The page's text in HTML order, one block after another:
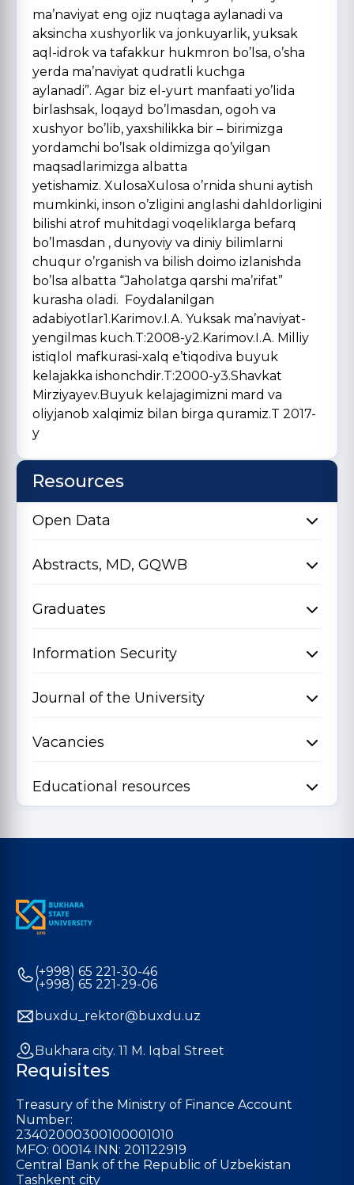
Resources
Open Data
Abstracts, MD, GQWB
Graduates
Information Security
Journal of the University
Vacancies
Educational resources
(+998) 65 221-30-46
(+998) 65 221-29-06
buxdu_rektor@buxdu.uz
Bukhara city. 11 M. Iqbal Street
Requisites
Treasury of the Ministry of Finance Account
Number:
23402000300100001010
MFO: 00014 INN: 201122919
Central Bank of the Republic of Uzbekistan
Tashkent city